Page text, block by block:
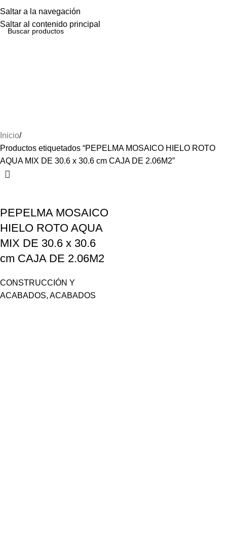
Saltar a la navegación
Saltar al contenido principal
Menú
Inicio
Productos etiquetados “PEPELMA MOSAICO HIELO ROTO
AQUA MIX DE 30.6 x 30.6 cm CAJA DE 2.06M2”
PEPELMA MOSAICO
HIELO ROTO AQUA
MIX DE 30.6 x 30.6
cm CAJA DE 2.06M2
CONSTRUCCIÓN Y
ACABADOS, ACABADOS